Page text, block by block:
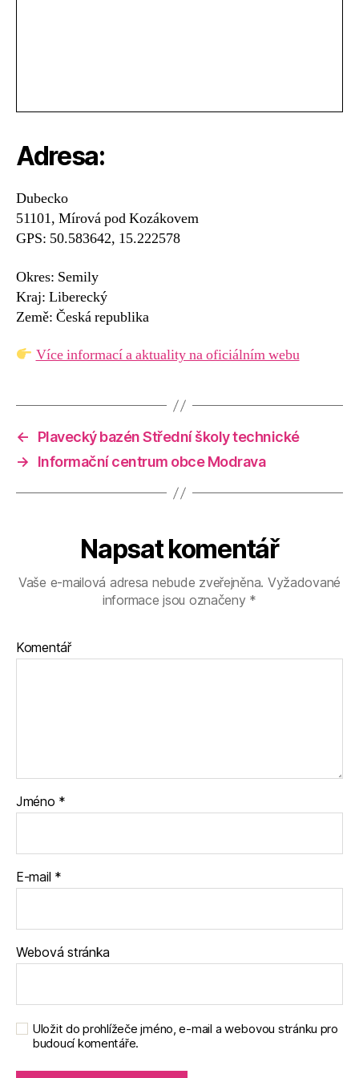
Adresa:
Dubecko
51101, Mírová pod Kozákovem
GPS: 50.583642, 15.222578
Okres: Semily
Kraj: Liberecký
Země: Česká republika
Více informací a aktuality na oficiálním webu
←
Plavecký bazén Střední školy technické
→
Informační centrum obce Modrava
Napsat komentář
Vaše e-mailová adresa nebude zveřejněna. Vyžadované
informace jsou označeny *
Komentář
Jméno *
E-mail *
Webová stránka
Uložit do prohlížeče jméno, e-mail a webovou stránku pro
budoucí komentáře.